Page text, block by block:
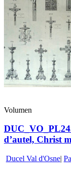
Volumen
d’autel, Christ
Ducel Val d'Osne|